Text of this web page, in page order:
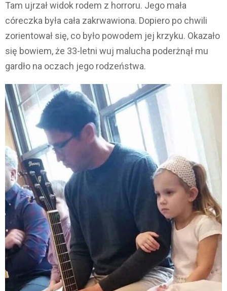
Tam ujrzał widok rodem z horroru. Jego mała
córeczka była cała zakrwawiona. Dopiero po chwili
zorientował się, co było powodem jej krzyku. Okazało
się bowiem, że 33-letni wuj malucha poderżnął mu
gardło na oczach jego rodzeństwa.